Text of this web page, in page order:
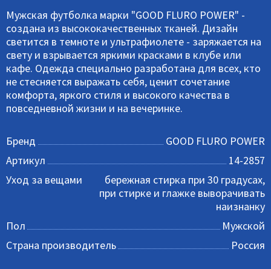
Мужская футболка марки "GOOD FLURO POWER" -
создана из высококачественных тканей. Дизайн
светится в темноте и ультрафиолете - заряжается на
свету и взрывается яркими красками в клубе или
кафе. Одежда специально разработана для всех, кто
не стесняется выражать себя, ценит сочетание
комфорта, яркого стиля и высокого качества в
повседневной жизни и на вечеринке.
Бренд
GOOD FLURO POWER
Артикул
14-2857
Уход за вещами
бережная стирка при 30 градусах,
при стирке и глажке выворачивать
наизнанку
Пол
Мужской
Страна производитель
Россия